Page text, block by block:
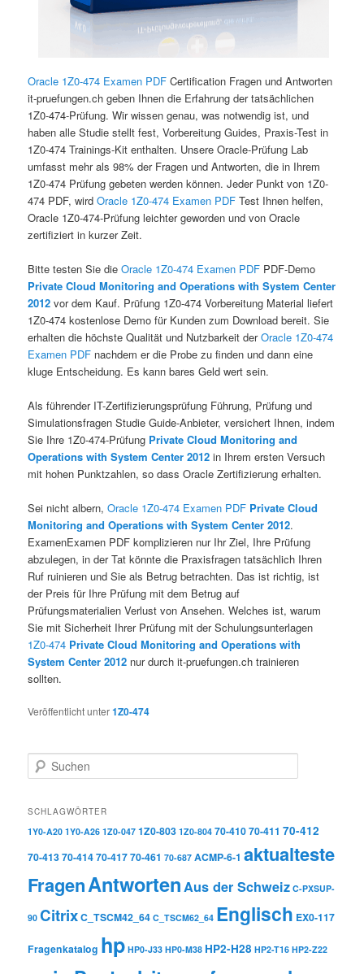
Oracle 1Z0-474 Examen PDF Certification Fragen und Antworten
it-pruefungen.ch geben Ihnen die Erfahrung der tatsächlichen
1Z0-474-Prüfung. Wir wissen genau, was notwendig ist, und
haben alle Studie stellt fest, Vorbereitung Guides, Praxis-Test in
1Z0-474 Trainings-Kit enthalten. Unsere Oracle-Prüfung Lab
umfasst mehr als 98% der Fragen und Antworten, die in Ihrem
1Z0-474 Prüfung gebeten werden können. Jeder Punkt von 1Z0-
474 PDF, wirdOracle 1Z0-474 Examen PDF Test Ihnen helfen,
Oracle 1Z0-474-Prüfung leichter geworden und von Oracle
zertifiziert in kurzer Zeit.
Bitte testen Sie dieOracle 1Z0-474 Examen PDF PDF-Demo
Private Cloud Monitoring and Operations with System Center
2012 vor dem Kauf. Prüfung 1Z0-474 Vorbereitung Material liefert
1Z0-474 kostenlose Demo für Kunden zum Download bereit. Sie
erhalten die höchste Qualität und Nutzbarkeit derOracle 1Z0-474
Examen PDF nachdem er die Probe zu finden und dann eine
kluge Entscheidung. Es kann bares Geld wert sein.
Als führender IT-Zertifizierungsprüfung Führung, Prüfung und
Simulationsfragen Studie Guide-Anbieter, versichert Ihnen, indem
Sie Ihre 1Z0-474-Prüfung Private Cloud Monitoring and
Operations with System Center 2012 in Ihrem ersten Versuch
mit hohen Punktzahlen, so dass Oracle Zertifizierung erhalten.
Sei nicht albern,Oracle 1Z0-474 Examen PDF Private Cloud
Monitoring and Operations with System Center 2012.
ExamenExamen PDF komplizieren nur Ihr Ziel, Ihre Prüfung
abzulegen, in der Tat könnte die Praxisfragen tatsächlich Ihren
Ruf ruinieren und Sie als Betrug betrachten. Das ist richtig, ist
der Preis für Ihre Prüfung mit dem Betrug auf
Prüfungsmaterialien Verlust von Ansehen. Welches ist, warum
Sie mit Sicherheit Ihrer Prüfung mit der Schulungsunterlagen
1Z0-474 Private Cloud Monitoring and Operations with
System Center 2012 nur durch it-pruefungen.ch trainieren
sollten.
Veröffentlicht unter1Z0-474
Suchen
SCHLAGWÖRTER
1Y0-A20 1Y0-A26 1Z0-047 1Z0-803 1Z0-804 70-41070-411 70-412
70-41370-41470-41770-461 70-687 ACMP-6-1 aktualteste
FragenAntwortenAus der Schweiz C-PXSUP-
90 CitrixC_TSCM42_64 C_TSCM62_64 Englisch EX0-117
Fragenkatalog hp HP0-J33 HP0-M38 HP2-H28 HP2-T16 HP2-Z22